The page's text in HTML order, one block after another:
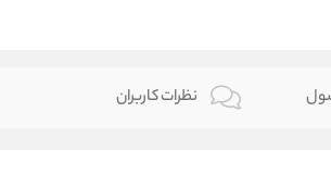
نظرات کاربران